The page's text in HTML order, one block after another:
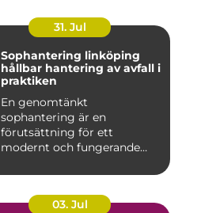
31. Jul
Sophantering linköping
hållbar hantering av avfall i
praktiken
En genomtänkt
sophantering är en
förutsättning för ett
modernt och fungerande
03. Jul